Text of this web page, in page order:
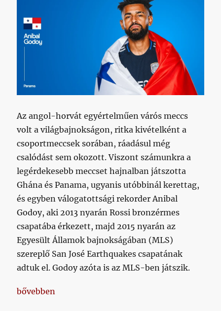
az
NB
I-
ben
című
bejegyzéshez
Az angol-horvát egyértelműen várós meccs
volt a világbajnokságon, ritka kivételként a
csoportmeccsek sorában, ráadásul még
csalódást sem okozott. Viszont számunkra a
legérdekesebb meccset hajnalban játszotta
Ghána és Panama, ugyanis utóbbinál kerettag,
és egyben válogatottsági rekorder Anibal
Godoy, aki 2013 nyarán Rossi bronzérmes
csapatába érkezett, majd 2015 nyarán az
Egyesült Államok bajnokságában (MLS)
szereplő San José Earthquakes csapatának
adtuk el. Godoy azóta is az MLS-ben játszik.
„Az egykori kispesti Godoy pályára lépett a
bővebben